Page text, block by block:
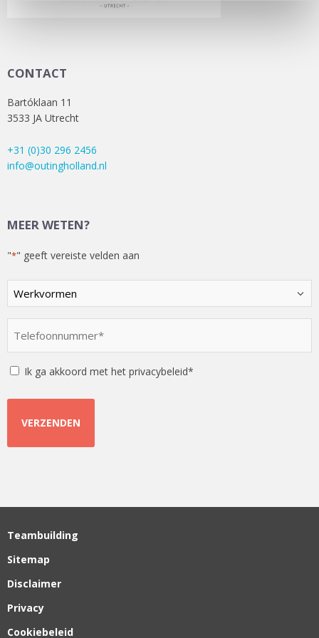
CONTACT
Bartóklaan 11
3533 JA Utrecht
+31 (0)30 296 2456
info@outingholland.nl
MEER WETEN?
"*" geeft vereiste velden aan
Kies
een
optie
Instemming
Ik ga akkoord met het privacybeleid*
Teambuilding
Sitemap
Disclaimer
Privacy
Cookiebeleid